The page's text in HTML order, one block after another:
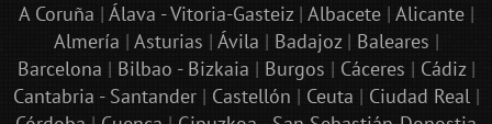
A Coruña | Álava - Vitoria-Gasteiz| Albacete| Alicante|
Almería | Asturias | Ávila | Badajoz| Baleares |
Barcelona | Bilbao - Bizkaia | Burgos | Cáceres | Cádiz|
Cantabria - Santander| Castellón | Ceuta | Ciudad Real|